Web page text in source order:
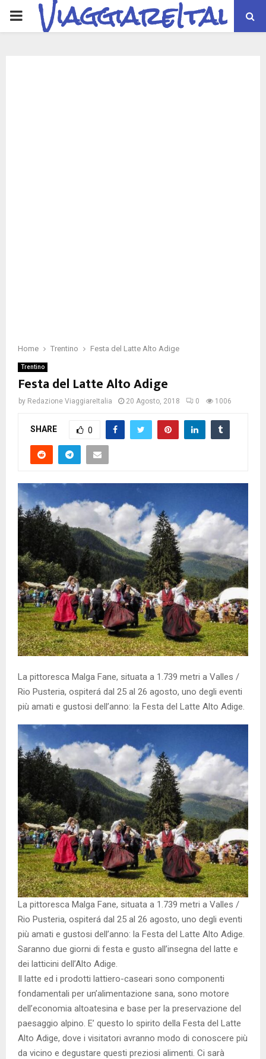
PRIMARYViaggiareItalia
Home Trentino Festa del Latte Alto Adige
Trentino
Festa del Latte Alto Adige
by Redazione ViaggiareItalia 20 Agosto, 2018 0 1006
SHARE 0
La pittoresca Malga Fane, situata a 1.739 metri a Valles /
Rio Pusteria, ospiterá dal 25 al 26 agosto, uno degli eventi
più amati e gustosi dell’anno: la Festa del Latte Alto Adige.
La pittoresca Malga Fane, situata a 1.739 metri a Valles /
Rio Pusteria, ospiterá dal 25 al 26 agosto, uno degli eventi
più amati e gustosi dell’anno: la Festa del Latte Alto Adige.
Saranno due giorni di festa e gusto all’insegna del latte e
dei latticini dell’Alto Adige.
Il latte ed i prodotti lattiero-caseari sono componenti
fondamentali per un’alimentazione sana, sono motore
dell’economia altoatesina e base per la preservazione del
paesaggio alpino. E’ questo lo spirito della Festa del Latte
Alto Adige, dove i visitatori avranno modo di conoscere più
da vicino e degustare questi preziosi alimenti. Ci sarà